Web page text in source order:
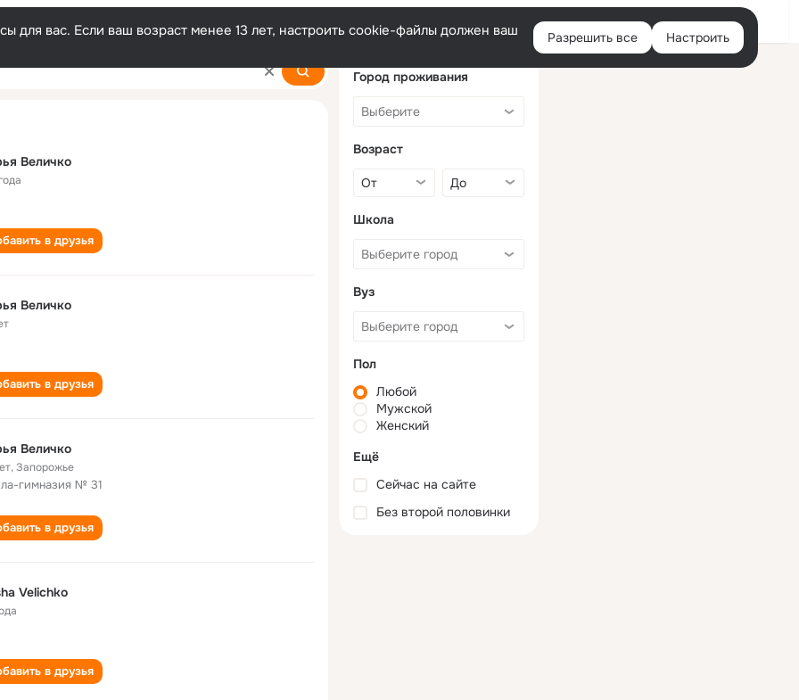
Войти
для вас. Если ваш возраст менее 13 лет, настроить cookie-файлы должен ваш Разрешить все Настроить
Величко
в друзья
Величко
в друзья
Величко
,Запорожье
гимназия № 31
в друзья
Velichko
в друзья
Город проживания
Возраст
Школа
Вуз
Пол
Любой
Мужской
Женский
Ещё
Сейчас на сайте
Без второй половинки